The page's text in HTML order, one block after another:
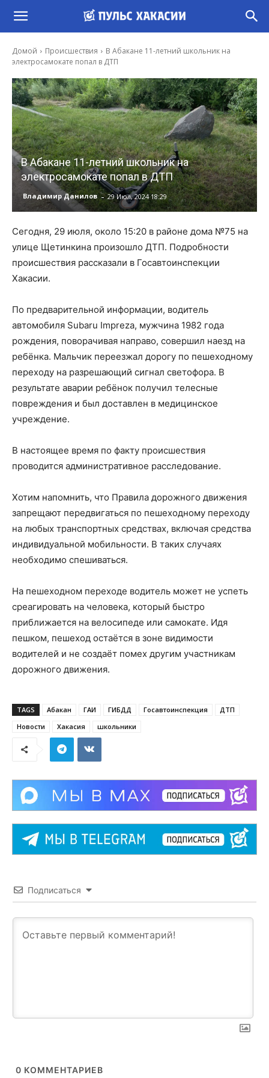
Домой Происшествия
В Абакане 11-летний школьник на
электросамокате попал в ДТП
В Абакане 11-летний школьник на
электросамокате попал в ДТП
Владимир Данилов - 29 Июл, 2024 18:29
Сегодня, 29 июля, около 15:20 в районе дома №75 на
улице Щетинкина произошло ДТП. Подробности
происшествия рассказали в Госавтоинспекции
Хакасии.
По предварительной информации, водитель
автомобиля Subaru Impreza, мужчина 1982 года
рождения, поворачивая направо, совершил наезд на
ребёнка. Мальчик переезжал дорогу по пешеходному
переходу на разрешающий сигнал светофора. В
результате аварии ребёнок получил телесные
повреждения и был доставлен в медицинское
учреждение.
В настоящее время по факту происшествия
проводится административное расследование.
Хотим напомнить, что Правила дорожного движения
запрещают передвигаться по пешеходному переходу
на любых транспортных средствах, включая средства
индивидуальной мобильности. В таких случаях
необходимо спешиваться.
На пешеходном переходе водитель может не успеть
среагировать на человека, который быстро
приближается на велосипеде или самокате. Идя
пешком, пешеход остаётся в зоне видимости
водителей и не создаёт помех другим участникам
дорожного движения.
TAGS Абакан ГАИ ГИБДД Госавтоинспекция
ДТП
Новости
Хакасия школьники
Подписаться
0 КОММЕНТАРИЕВ